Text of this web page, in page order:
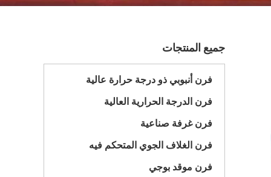
جميع المنتجات
فرن أنبوبي ذو درجة حرارة عالية
فرن الدرجة الحرارية العالية
فرن غرفة صناعية
فرن الغلاف الجوي المتحكم فيه
فرن موقد بوجي